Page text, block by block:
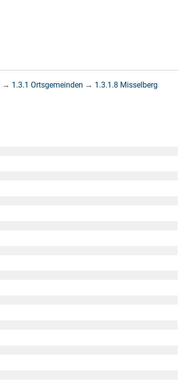
→ 1.3.1 Ortsgemeinden → 1.3.1.8 Misselberg